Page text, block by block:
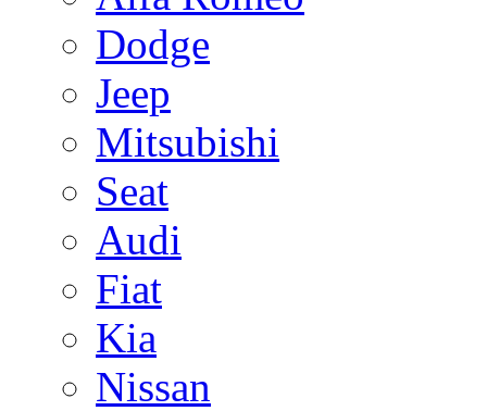
Dodge
Jeep
Mitsubishi
Seat
Audi
Fiat
Kia
Nissan